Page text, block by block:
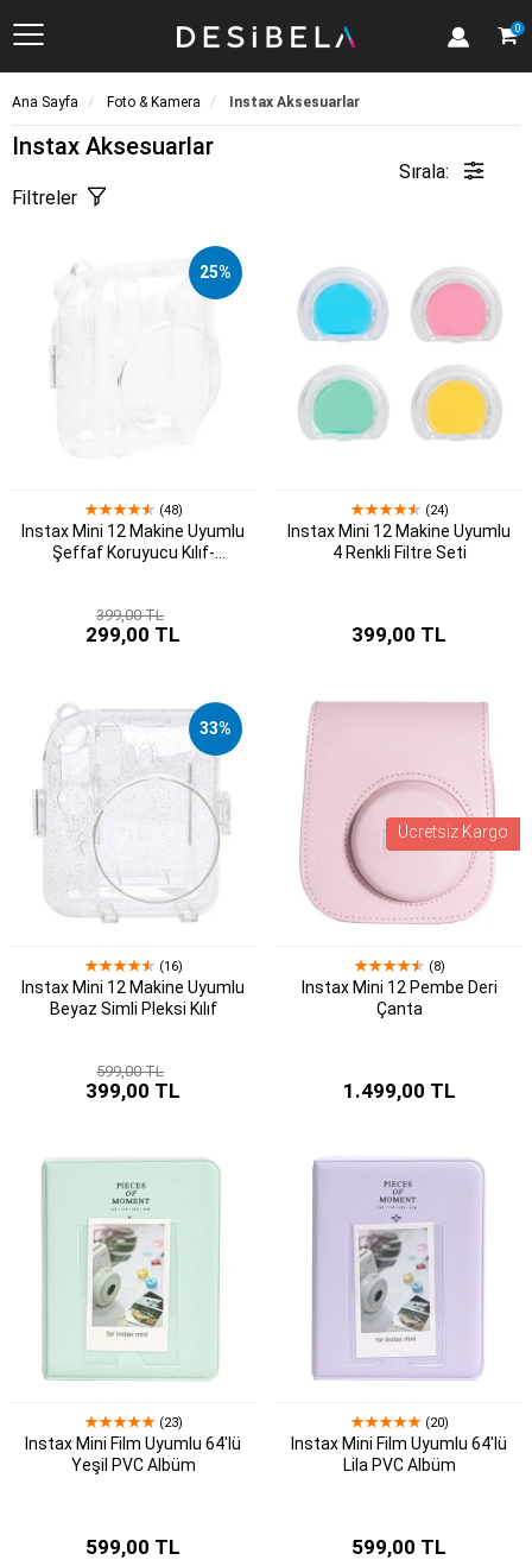
0
Kategoriler
Ana Sayfa Foto & Kamera Instax Aksesuarlar
Instax Aksesuarlar
Filtreler
Sırala:
25%
(48)
Instax Mini 12 Makine Uyumlu
Şeffaf Koruyucu Kılıf-
399,00 TL
299,00 TL
(24)
Instax Mini 12 Makine Uyumlu
4 Renkli Filtre Seti
399,00 TL
33%
(16)
Instax Mini 12 Makine Uyumlu
Beyaz Simli Pleksi Kılıf
599,00 TL
399,00 TL
Ücretsiz Kargo
(8)
Instax Mini 12 Pembe Deri
Çanta
1.499,00 TL
(23)
Instax Mini Film Uyumlu 64'lü
Yeşil PVC Albüm
599,00 TL
(20)
Instax Mini Film Uyumlu 64'lü
Lila PVC Albüm
599,00 TL